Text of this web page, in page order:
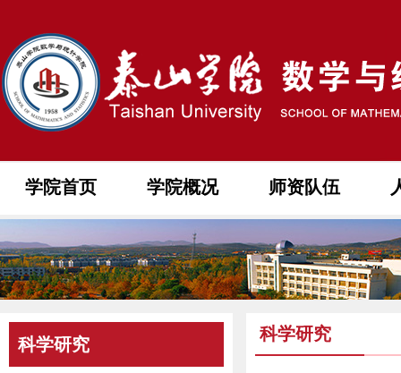
学院首页 学院概况 师资队伍
科学研究
科学研究